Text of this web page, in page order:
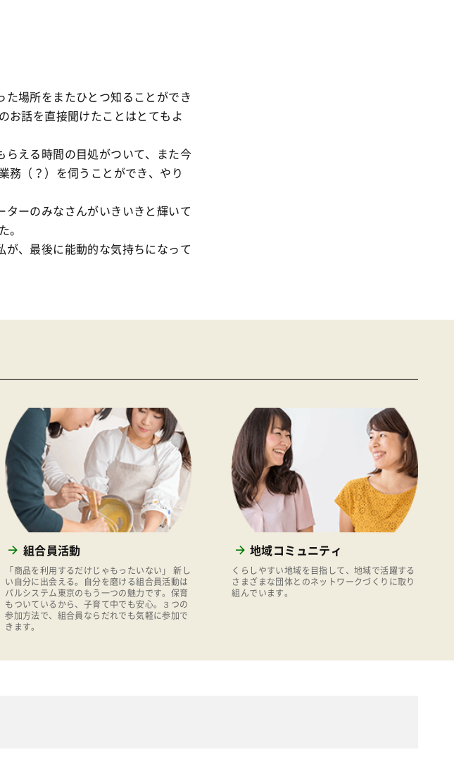
場所をまたひとつ知ることができ
お話を直接聞けたことはとてもよ
える時間の目処がついて、また今
務（？）を伺うことができ、やり
ーのみなさんがいきいきと輝いて
。
、最後に能動的な気持ちになって
組合員活動
「商品を利用するだけじゃもったいない」 新し
い自分に出会える。自分を磨ける組合員活動は
パルシステム東京のもう一つの魅力です。保育
もついているから、子育て中でも安心。３つの
参加方法で、組合員ならだれでも気軽に参加で
きます。
地域コミュニティ
くらしやすい地域を目指して、地域で活躍する
さまざまな団体とのネットワークづくりに取り
組んでいます。